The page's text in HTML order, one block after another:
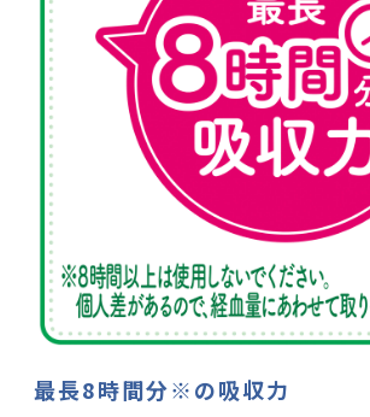
最長8時間分※の吸収力